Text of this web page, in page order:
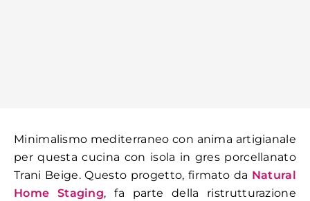
Minimalismo mediterraneo con anima artigianale
per questa cucina con isola in gres porcellanato
Trani Beige. Questo progetto, firmato da Natural
Home Staging, fa parte della ristrutturazione